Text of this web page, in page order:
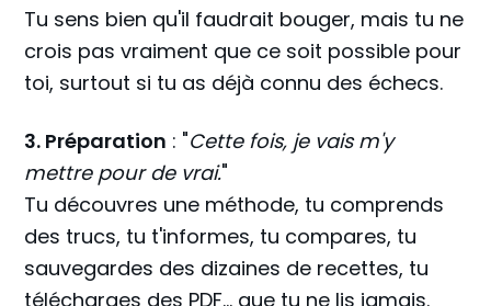
Tu sens bien qu'il faudrait bouger, mais tu ne
crois pas vraiment que ce soit possible pour
toi, surtout si tu as déjà connu des échecs.
3. Préparation : "Cette fois, je vais m'y
mettre pour de vrai."
Tu découvres une méthode, tu comprends
des trucs, tu t'informes, tu compares, tu
sauvegardes des dizaines de recettes, tu
télécharges des PDF... que tu ne lis jamais.